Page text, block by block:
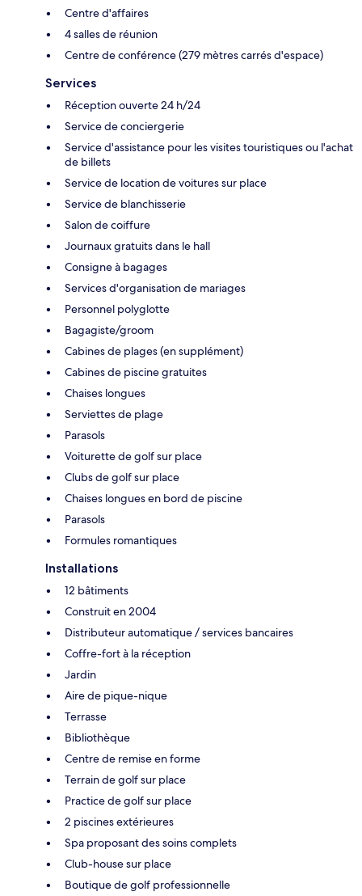
Centre d'affaires
4 salles de réunion
Centre de conférence (279 mètres carrés d'espace)
Services
Réception ouverte 24 h/24
Service de conciergerie
Service d'assistance pour les visites touristiques ou l'achat
de billets
Service de location de voitures sur place
Service de blanchisserie
Salon de coiffure
Journaux gratuits dans le hall
Consigne à bagages
Services d'organisation de mariages
Personnel polyglotte
Bagagiste/groom
Cabines de plages (en supplément)
Cabines de piscine gratuites
Chaises longues
Serviettes de plage
Parasols
Voiturette de golf sur place
Clubs de golf sur place
Chaises longues en bord de piscine
Parasols
Formules romantiques
Installations
12 bâtiments
Construit en 2004
Distributeur automatique / services bancaires
Coffre-fort à la réception
Jardin
Aire de pique-nique
Terrasse
Bibliothèque
Centre de remise en forme
Terrain de golf sur place
Practice de golf sur place
2 piscines extérieures
Spa proposant des soins complets
Club-house sur place
Boutique de golf professionnelle